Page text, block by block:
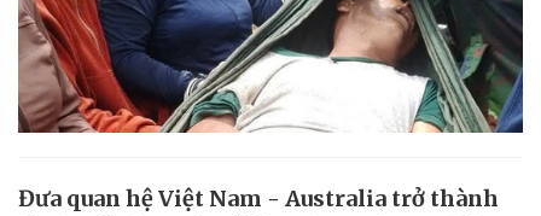
Đưa quan hệ Việt Nam - Australia trở thành